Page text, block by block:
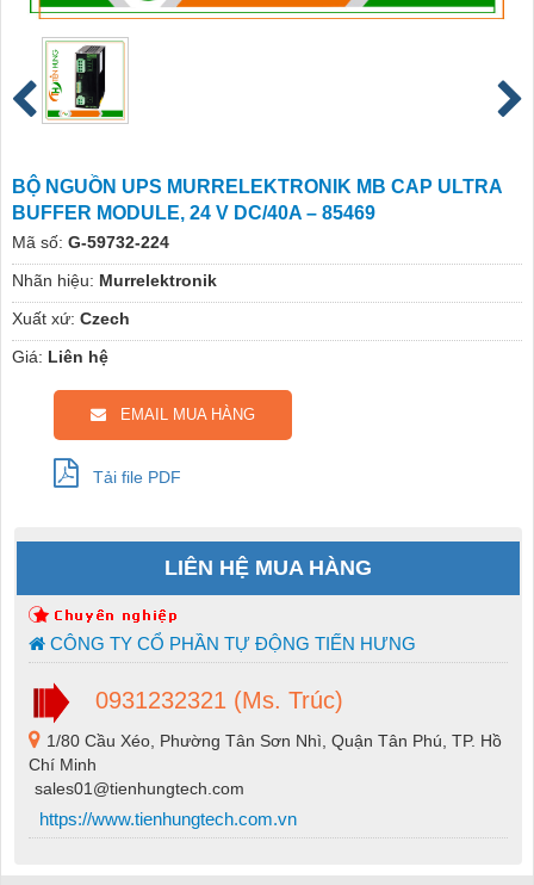
BỘ NGUỒN UPS MURRELEKTRONIK MB CAP ULTRA
BUFFER MODULE, 24 V DC/40A – 85469
Mã số: G-59732-224
Nhãn hiệu: Murrelektronik
Xuất xứ: Czech
Giá: Liên hệ
EMAIL MUA HÀNG
Tải file PDF
LIÊN HỆ MUA HÀNG
CÔNG TY CỔ PHẦN TỰ ĐỘNG TIẾN HƯNG
0931232321 (Ms. Trúc)
1/80 Cầu Xéo, Phường Tân Sơn Nhì, Quận Tân Phú, TP. Hồ
Chí Minh
sales01@tienhungtech.com
https://www.tienhungtech.com.vn